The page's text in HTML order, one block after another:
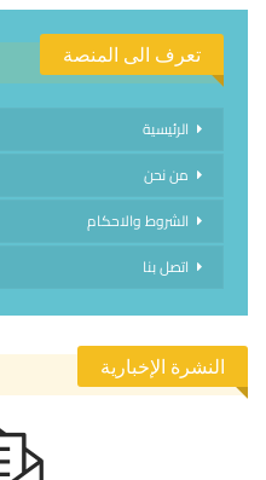
تعرف الى المنصة
الرئيسية
من نحن
الشروط والاحكام
اتصل بنا
النشرة الإخبارية